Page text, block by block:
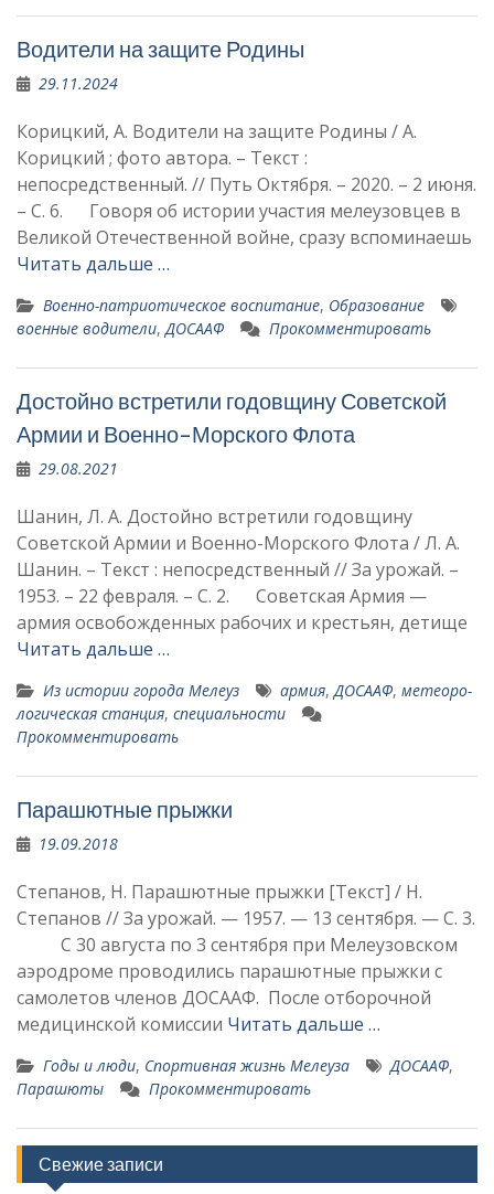
Водители на защите Родины
29.11.2024
Корицкий, А. Водители на защите Родины / А.
Корицкий ; фото автора. – Текст :
непосредственный. // Путь Октября. – 2020. – 2 июня.
– С. 6. Говоря об истории участия мелеузовцев в
Великой Отечественной войне, сразу вспоминаешь
Читать дальше …
Военно-патриотическое воспитание, Образование
военные водители,ДОСААФ Прокомментировать
Достойно встретили годовщину Советской
Армии и Военно-Морского Флота
29.08.2021
Шанин, Л. А. Достойно встретили годовщину
Советской Армии и Военно-Морского Флота / Л. А.
Шанин. – Текст : непосредственный // За урожай. –
1953. – 22 февраля. – С. 2. Советская Армия —
армия ос­вобожденных рабочих и крестьян, детище
Читать дальше …
Из истории города Мелеуз армия,ДОСААФ, метеоро­
логическая станция, специальности
Прокомментировать
Парашютные прыжки
19.09.2018
Степанов, Н. Парашютные прыжки [Текст] / Н.
Степанов // За урожай. — 1957. — 13 сентября. — С. 3.
С 30 августа по 3 сентября при Мелеузовском
аэродроме проводились парашютные прыж­ки с
самолетов членов ДОСААФ. После отборочной
медицин­ской комиссии Читать дальше …
Годы и люди, Спортивная жизнь Мелеуза ДОСААФ,
Парашюты
Прокомментировать
Свежие записи